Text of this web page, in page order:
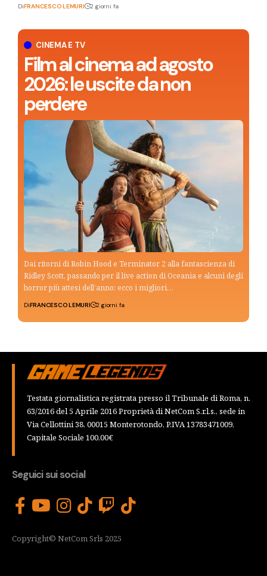
CINEMA E TV
Film al cinema ad agosto
2026: le uscite da non
perdere
Dai ritorni di Robin Hood e Terminator 2 alla fantascienza di
Ridley Scott, passando per il live action di Oceania e alcuni degli
horror più attesi dell’anno: ecco i migliori…
DiFRANCESCO LEMURI 2 giorni fa
DiFRANCESCO LEMURI 2 giorni fa
Testata giornalistica registrata presso il Tribunale di Roma, n.
63/2016 del 5 Aprile 2016 Proprietà di NetCom S.r.l.s., sede in
Via Cellottini 38, 00015 Monterotondo, P.IVA 13783471009,
Capitale Sociale 100,00€
Seguici sui social
Copyright© NetCom Srls 2025